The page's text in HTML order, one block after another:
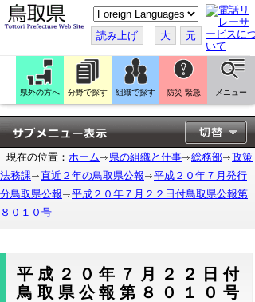
こ
の
ペ
ー
ジ
翻
訳
す
る
読み上げ 大 元
県外の方へ 分野で探す 組織で探す 防災 緊急 メニュー
現在の位置： ホーム 県の組織と仕事 総務部
政策
法務課
直近２年の鳥取県公報
平成２０年７月発行
分鳥取県公報
平成２０年７月２２日付鳥取県公報第
８０１０号
平成２０年７月２２日付
鳥取県公報第８０１０号